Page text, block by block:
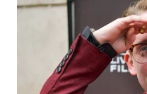
WAHANA
PERSONA